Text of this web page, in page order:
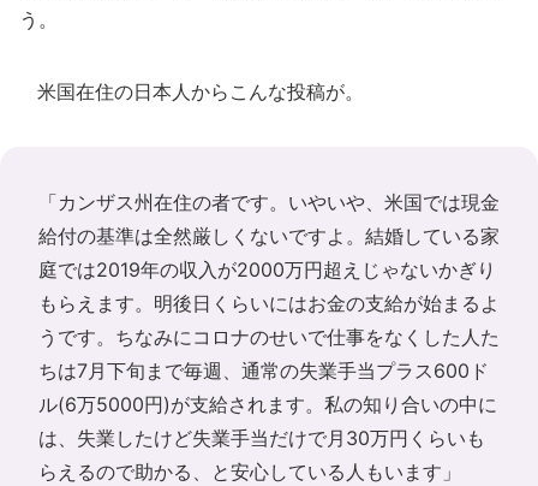
う。
米国在住の日本人からこんな投稿が。
「カンザス州在住の者です。いやいや、米国では現金
給付の基準は全然厳しくないですよ。結婚している家
庭では2019年の収入が2000万円超えじゃないかぎり
もらえます。明後日くらいにはお金の支給が始まるよ
うです。ちなみにコロナのせいで仕事をなくした人た
ちは7月下旬まで毎週、通常の失業手当プラス600ド
ル(6万5000円)が支給されます。私の知り合いの中に
は、失業したけど失業手当だけで月30万円くらいも
らえるので助かる、と安心している人もいます」